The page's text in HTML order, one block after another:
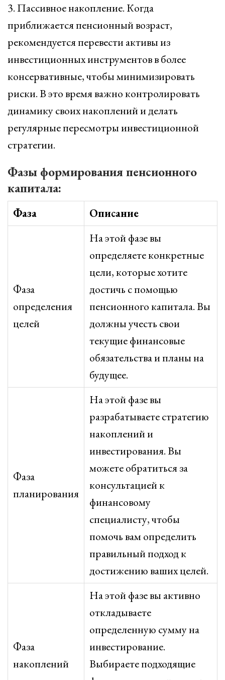
3. Пассивное накопление. Когда
приближается пенсионный возраст,
рекомендуется перевести активы из
инвестиционных инструментов в более
консервативные, чтобы минимизировать
риски. В это время важно контролировать
динамику своих накоплений и делать
регулярные пересмотры инвестиционной
стратегии.
Фазы формирования пенсионного
капитала:
Фаза Описание
Фаза
определения
целей
На этой фазе вы
определяете конкретные
цели, которые хотите
достичь с помощью
пенсионного капитала. Вы
должны учесть свои
текущие финансовые
обязательства и планы на
будущее.
Фаза
планирования
На этой фазе вы
разрабатываете стратегию
накоплений и
инвестирования. Вы
можете обратиться за
консультацией к
финансовому
специалисту, чтобы
помочь вам определить
правильный подход к
достижению ваших целей.
Фаза
накоплений
На этой фазе вы активно
откладываете
определенную сумму на
инвестирование.
Выбираете подходящие